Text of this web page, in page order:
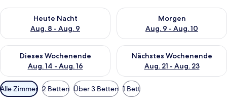
Heute Nacht
Aug. 8 - Aug. 9
Überprüfe die Verfügbarkeit für heute Nacht, Aug. 8 - Aug. 9.
Morgen
Aug. 9 - Aug. 10
Überprüfe die Verfügbarkeit
Dieses Wochenende
Aug. 14 - Aug. 16
Überprüfe die Verfügbarkeit für dieses Wochenende, Aug. 14
Nächstes Wochenende
Aug. 21 - Aug. 23
Überprüfe die Verfügbarkeit
Verfügbare
Filter
Alle Zimmer 2 Betten Über 3 Betten 1 Bett